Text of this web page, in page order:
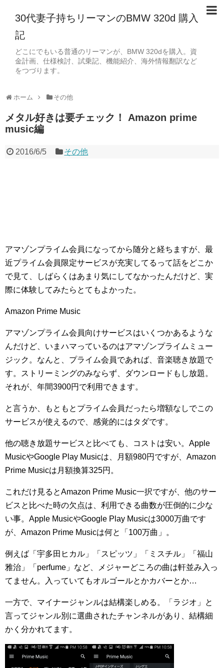
30代妻子持ちリーマンのBMW 320d 購入
記
どこにでもいる普通のリーマンが、BMW 320dを購入。資
金計画、仕様検討、試乗記、機能紹介、海外情報翻訳など
をつづります。
ホーム その他
メタル好きは要チェック！ Amazon prime
music編
2016/6/5 その他
アマゾンプライム会員になってから随分と経ちますが、最
近プライム会員限定サービスが充実してるって話をどこか
で見て、しばらくはあまり気にしてなかったんだけど、実
際に体験してみたらとてもよかった。
Amazon Prime Music
アマゾンプライム会員向けサービスはいくつかあるような
んだけど、いまハマっているのはアマゾンプライムミュー
ジック。なんと、プライム会員であれば、音楽聴き放題で
す。ストリーミングのみならず、ダウンロードもし放題。
それが、年間3900円で利用できます。
と言うか、もともとプライム会員だったら増額なしでこの
サービスが使えるので、感覚的にはタダです。
他の聴き放題サービスと比べても、コストは安い。Apple
MusicやGoogle Play Musicは、月額980円ですが、Amazon
Prime Musicは月額換算325円。
これだけ見るとAmazon Prime Music一択ですが、他のサー
ビスと比べた時の欠点は、利用できる曲数が圧倒的に少な
い事。Apple MusicやGoogle Play Musicは3000万曲です
が、Amazon Prime Musicは何と「100万曲」。
例えば「宇多田ヒカル」「スピッツ」「ミスチル」「福山
雅治」「perfume」など、メジャーどころの曲は軒並み入っ
てません。入っていてもオルゴールとかカバーとか…
一方で、マイナージャンルは結構楽しめる。「ラジオ」と
言ってジャンル別に選曲されたチャンネルがあり、結構細
かく分かれてます。